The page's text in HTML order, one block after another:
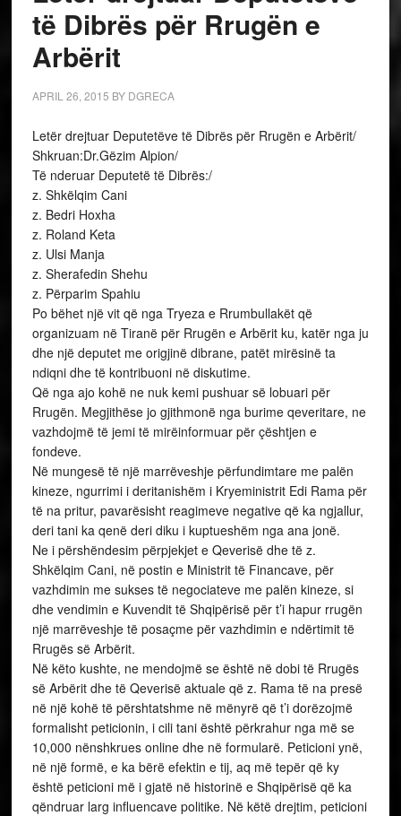
të Dibrës për Rrugën e
Arbërit
APRIL 26, 2015 BY DGRECA
Letër drejtuar Deputetëve të Dibrës për Rrugën e Arbërit/
Shkruan:Dr.Gëzim Alpion/
Të nderuar Deputetë të Dibrës:/
z. Shkëlqim Cani
z. Bedri Hoxha
z. Roland Keta
z. Ulsi Manja
z. Sherafedin Shehu
z. Përparim Spahiu
Po bëhet një vit që nga Tryeza e Rrumbullakët që
organizuam në Tiranë për Rrugën e Arbërit ku, katër nga ju
dhe një deputet me origjinë dibrane, patët mirësinë ta
ndiqni dhe të kontribuoni në diskutime.
Që nga ajo kohë ne nuk kemi pushuar së lobuari për
Rrugën. Megjithëse jo gjithmonë nga burime qeveritare, ne
vazhdojmë të jemi të mirëinformuar për çështjen e
fondeve.
Në mungesë të një marrëveshje përfundimtare me palën
kineze, ngurrimi i deritanishëm i Kryeministrit Edi Rama për
të na pritur, pavarësisht reagimeve negative që ka ngjallur,
deri tani ka qenë deri diku i kuptueshëm nga ana jonë.
Ne i përshëndesim përpjekjet e Qeverisë dhe të z.
Shkëlqim Cani, në postin e Ministrit të Financave, për
vazhdimin me sukses të negociateve me palën kineze, si
dhe vendimin e Kuvendit të Shqipërisë për t’i hapur rrugën
një marrëveshje të posaçme për vazhdimin e ndërtimit të
Rrugës së Arbërit.
Në këto kushte, ne mendojmë se është në dobi të Rrugës
së Arbërit dhe të Qeverisë aktuale që z. Rama të na presë
në një kohë të përshtatshme në mënyrë që t’i dorëzojmë
formalisht peticionin, i cili tani është përkrahur nga më se
10,000 nënshkrues online dhe në formularë. Peticioni ynë,
në një formë, e ka bërë efektin e tij, aq më tepër që ky
është peticioni më i gjatë në historinë e Shqipërisë që ka
qëndruar larg influencave politike. Në këtë drejtim, peticioni